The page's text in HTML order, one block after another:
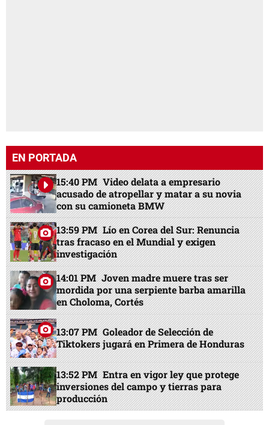
EN PORTADA
15:40 PM Video delata a empresario
acusado de atropellar y matar a su novia
con su camioneta BMW
13:59 PM Lío en Corea del Sur: Renuncia
tras fracaso en el Mundial y exigen
investigación
14:01 PM Joven madre muere tras ser
mordida por una serpiente barba amarilla
en Choloma, Cortés
13:07 PM Goleador de Selección de
Tiktokers jugará en Primera de Honduras
13:52 PM Entra en vigor ley que protege
inversiones del campo y tierras para
producción